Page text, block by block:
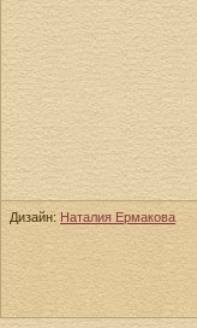
Дизайн: Наталия Ермакова